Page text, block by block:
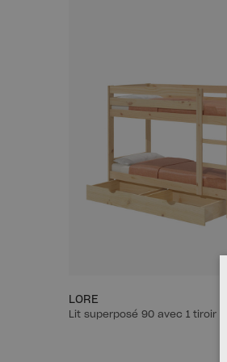
LORE
Lit superposé 90 avec 1 tiroir